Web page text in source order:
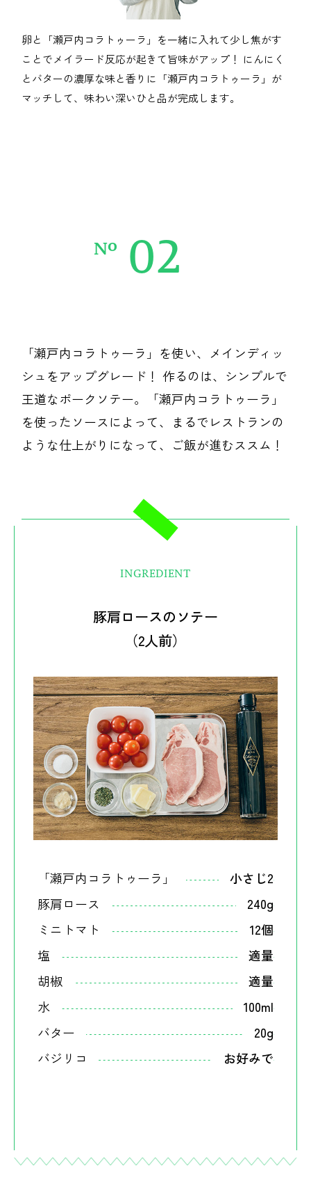
卵と「瀬戸内コラトゥーラ」を一緒に入れて少し焦がす
ことでメイラード反応が起きて旨味がアップ！ にんにく
とバターの濃厚な味と香りに「瀬戸内コラトゥーラ」が
マッチして、味わい深いひと品が完成します。
No 02
「瀬戸内コラトゥーラ」を使い、メインディッ
シュをアップグレード！ 作るのは、シンプルで
王道なポークソテー。「瀬戸内コラトゥーラ」
を使ったソースによって、まるでレストランの
ような仕上がりになって、ご飯が進むススム！
INGREDIENT
豚肩ロースのソテー
（2人前）
「瀬戸内コラトゥーラ」
小さじ2
豚肩ロース
240g
ミニトマト
12個
塩
適量
胡椒
適量
水
100ml
バター
20g
バジリコ
お好みで